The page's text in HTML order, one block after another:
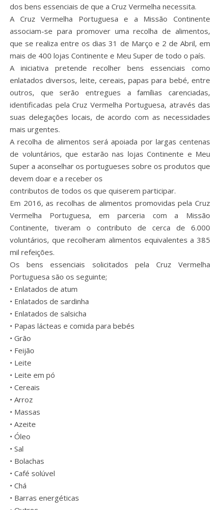
dos bens essenciais de que a Cruz Vermelha necessita.
A Cruz Vermelha Portuguesa e a Missão Continente
associam-se para promover uma recolha de alimentos,
que se realiza entre os dias 31 de Março e 2 de Abril, em
mais de 400 lojas Continente e Meu Super de todo o país.
A iniciativa pretende recolher bens essenciais como
enlatados diversos, leite, cereais, papas para bebé, entre
outros, que serão entregues a famílias carenciadas,
identificadas pela Cruz Vermelha Portuguesa, através das
suas delegações locais, de acordo com as necessidades
mais urgentes.
A recolha de alimentos será apoiada por largas centenas
de voluntários, que estarão nas lojas Continente e Meu
Super a aconselhar os portugueses sobre os produtos que
devem doar e a receber os
contributos de todos os que quiserem participar.
Em 2016, as recolhas de alimentos promovidas pela Cruz
Vermelha Portuguesa, em parceria com a Missão
Continente, tiveram o contributo de cerca de 6.000
voluntários, que recolheram alimentos equivalentes a 385
mil refeições.
Os bens essenciais solicitados pela Cruz Vermelha
Portuguesa são os seguinte;
• Enlatados de atum
• Enlatados de sardinha
• Enlatados de salsicha
• Papas lácteas e comida para bebés
• Grão
• Feijão
• Leite
• Leite em pó
• Cereais
• Arroz
• Massas
• Azeite
• Óleo
• Sal
• Bolachas
• Café solúvel
• Chá
• Barras energéticas